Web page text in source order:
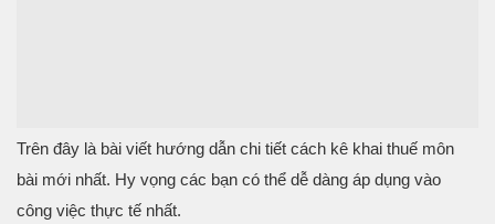
Trên đây là bài viết hướng dẫn chi tiết cách kê khai thuế môn
bài mới nhất. Hy vọng các bạn có thể dễ dàng áp dụng vào
công việc thực tế nhất.